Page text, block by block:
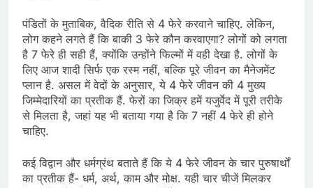
पंडितों के मुताबिक, वैदिक रीति से 4 फेरे करवाने चाहिए. लेकिन,
लोग कहने लगते हैं कि बाकी 3 फेरे कौन करवाएगा? लोगों को लगता
है 7 फेरे ही सही हैं, क्योंकि उन्होंने फिल्मों में वही देखा है. लोगों के
लिए आज शादी सिर्फ एक रस्म नहीं, बल्कि पूरे जीवन का मैनेजमेंट
प्लान है. असल में वेदों के अनुसार, ये 4 फेरे जीवन की 4 मुख्य
जिम्मेदारियों का प्रतीक हैं. फेरों का जिक्र हमें यजुर्वेद में पूरी तरीके
से मिलता है, जहां यह भी बताया गया है कि 7 नहीं 4 फेरे ही होने
चाहिए.
कई विद्वान और धर्मग्रंथ बताते हैं कि ये 4 फेरे जीवन के चार पुरुषार्थों
का प्रतीक हैं- धर्म, अर्थ, काम और मोक्ष. यही चार चीजें मिलकर